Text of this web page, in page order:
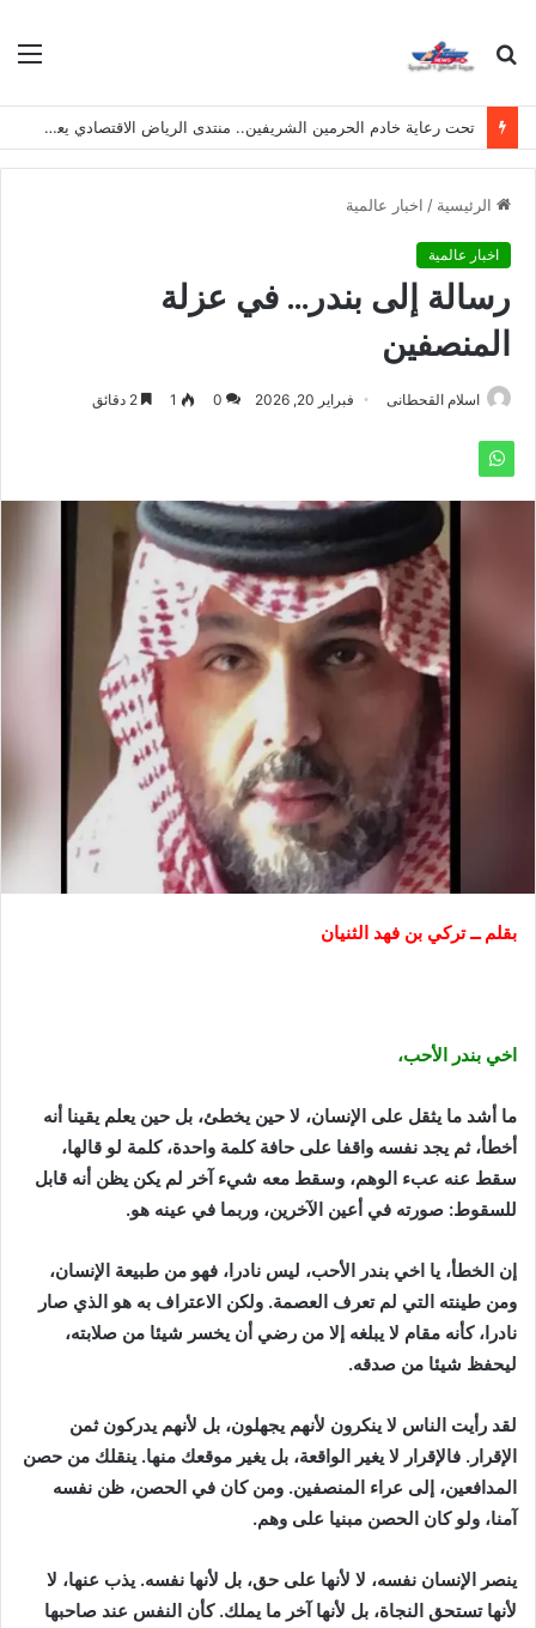
بحث
تحت رعاية خادم الحرمين الشريفين.. منتدى الرياض الاقتصادي يعقد دورته الـ(12) أكتوبر القادم
الرئيسية / اخبار عالمية
اخبار عالمية
رسالة إلى بندر… في عزلة
المنصفين
اسلام القحطانى فبراير 20, 2026 0
1
بقلم ــ تركي بن فهد الثنيان
اخي بندر الأحب،
ما أشد ما يثقل على الإنسان، لا حين يخطئ، بل حين يعلم يقينا أنه
أخطأ، ثم يجد نفسه واقفا على حافة كلمة واحدة، كلمة لو قالها،
سقط عنه عبء الوهم، وسقط معه شيء آخر لم يكن يظن أنه قابل
للسقوط: صورته في أعين الآخرين، وربما في عينه هو.
إن الخطأ، يا اخي بندر الأحب، ليس نادرا، فهو من طبيعة الإنسان،
ومن طينته التي لم تعرف العصمة. ولكن الاعتراف به هو الذي صار
نادرا، كأنه مقام لا يبلغه إلا من رضي أن يخسر شيئا من صلابته،
ليحفظ شيئا من صدقه.
لقد رأيت الناس لا ينكرون لأنهم يجهلون، بل لأنهم يدركون ثمن
الإقرار. فالإقرار لا يغير الواقعة، بل يغير موقعك منها. ينقلك من حصن
المدافعين، إلى عراء المنصفين. ومن كان في الحصن، ظن نفسه
آمنا، ولو كان الحصن مبنيا على وهم.
ينصر الإنسان نفسه، لا لأنها على حق، بل لأنها نفسه. يذب عنها، لا
لأنها تستحق النجاة، بل لأنها آخر ما يملك. كأن النفس عند صاحبها